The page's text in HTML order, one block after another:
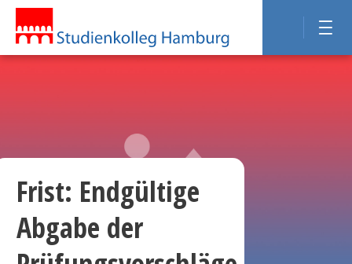
Frist: Endgültige
Abgabe der